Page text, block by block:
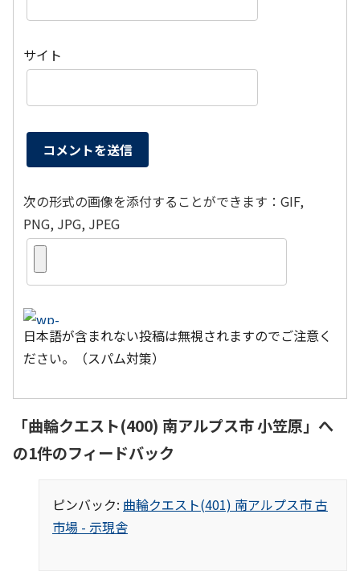
サイト
次の形式の画像を添付することができます：GIF,
PNG, JPG, JPEG
日本語が含まれない投稿は無視されますのでご注意く
ださい。（スパム対策）
「曲輪クエスト(400) 南アルプス市 小笠原」へ
の1件のフィードバック
ピンバック: 曲輪クエスト(401) 南アルプス市 古
市場 - 示現舎